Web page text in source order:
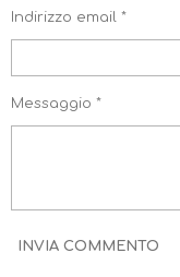
Indirizzo email *
Messaggio *
INVIA COMMENTO